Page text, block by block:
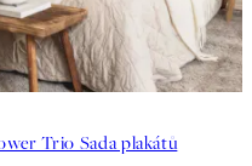
Trio Sada plakátů